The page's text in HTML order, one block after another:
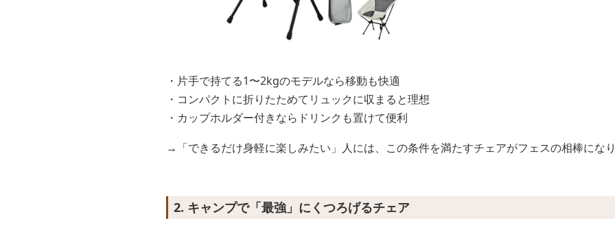
・片手で持てる1〜2kgのモデルなら移動も快適
・コンパクトに折りたためてリュックに収まると理想
・カップホルダー付きならドリンクも置けて便利
→「できるだけ身軽に楽しみたい」人には、この条件を満たすチェアがフェスの相棒にな
2. キャンプで「最強」にくつろげるチェア